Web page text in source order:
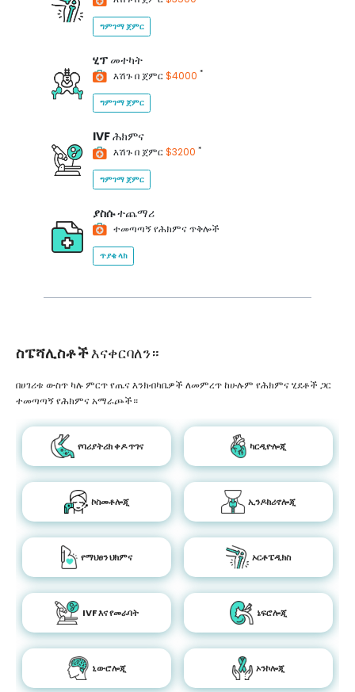
ግምገማ ጀምር
ሂፕመተካት
እሽጉ በ ጀምር$4000 *
ግምገማ ጀምር
IVFሕክምና
እሽጉ በ ጀምር$3200 *
ግምገማ ጀምር
ያስሱተጨማሪ
ተመጣጣኝ የሕክምና ጥቅሎች
ጥያቄ ላክ
ስፔሻሊስቶችእናቀርባለን።
በሀገሪቱ ውስጥ ካሉ ምርጥ የጤና እንክብካቤዎች ለመምረጥ ከሁሉም የሕክምና ሂደቶች ጋር
ተመጣጣኝ የሕክምና አማራጮች።
የባሪያትሪክ ቀዶ ጥገና ካርዲዮሎጂ
ኮስመቶሎጂ ኢንዶክሪኖሎጂ
የማህፀን ህክምና ኦርቶፔዲክስ
IVF እና የመራባት ኔፍሮሎጂ
ኒውሮሎጂ ኦንኮሎጂ